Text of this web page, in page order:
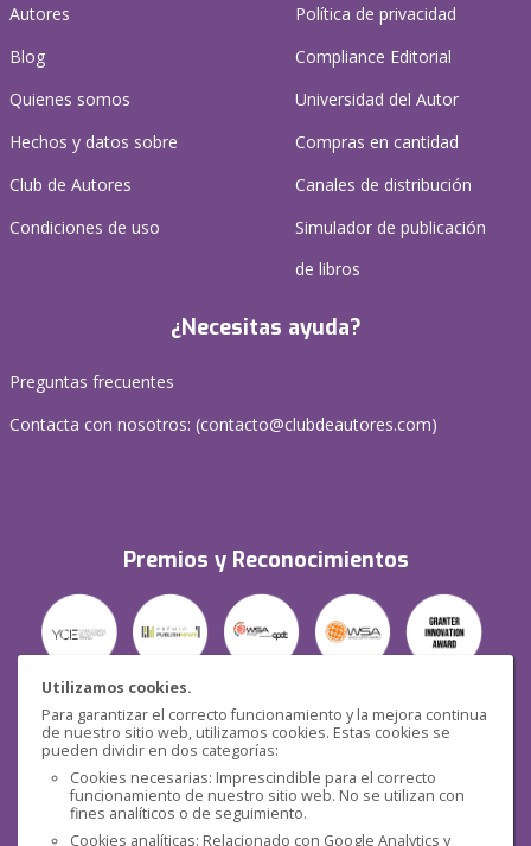
Utilizamos cookies.
Para garantizar el correcto funcionamiento y la mejora continua
de nuestro sitio web, utilizamos cookies. Estas cookies se
pueden dividir en dos categorías:
Cookies necesarias: Imprescindible para el correcto
funcionamiento de nuestro sitio web. No se utilizan con
fines analíticos o de seguimiento.
Cookies analíticas: Relacionado con Google Analytics y
Autores
Blog
Quienes somos
Hechos y datos sobre
Club de Autores
Condiciones de uso
Política de privacidad
Compliance Editorial
Universidad del Autor
Compras en cantidad
Canales de distribución
Simulador de publicación
de libros
¿Necesitas ayuda?
Preguntas frecuentes
Contacta con nosotros: (contacto@clubdeautores.com)
Premios y Reconocimientos
Seguridad